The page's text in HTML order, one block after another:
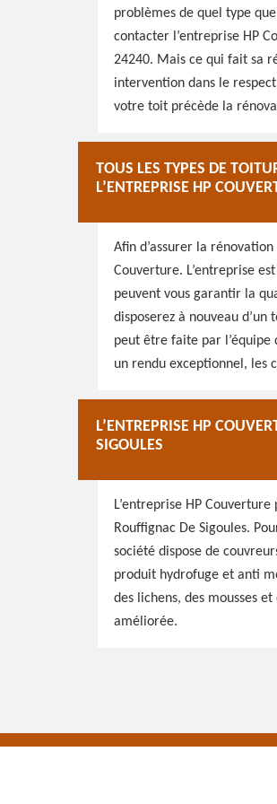
problèmes de quel type
contacter l’entreprise HP
24240. Mais ce qui fait sa
intervention dans le
votre toit précède la
TOUS LES TYPES DE
L’ENTREPRISE HP
Afin d’assurer la
Couverture. L’entreprise
peuvent vous garantir la
disposerez à nouveau
peut être faite par
un rendu exceptionnel, les
L’ENTREPRISE HP
SIGOULES
L’entreprise HP
Rouffignac De Sigoules.
société dispose de
produit hydrofuge et anti
des lichens, des mousses
améliorée.